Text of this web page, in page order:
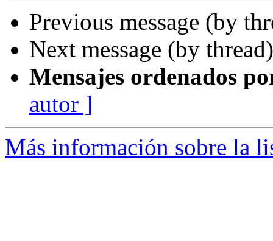
Previous message (by
Next message (by
Mensajes ordenados
autor ]
Más información sobre la